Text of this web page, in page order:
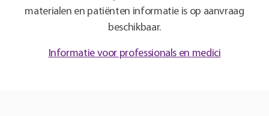
materialen en patiënten informatie is op aanvraag
beschikbaar.
Informatie voor professionals en medici